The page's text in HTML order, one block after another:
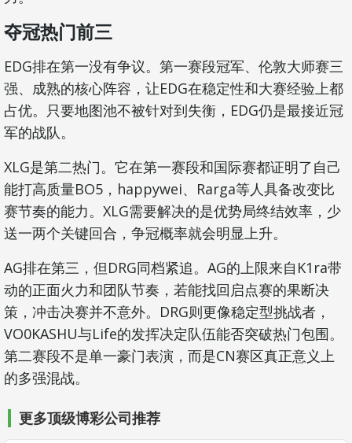
夺冠热门前三
EDG排在第一没有争议。第一赛段冠军、伦敦大师赛三
强、成熟的核心阵容，让EDG在稳定性和大赛经验上都
占优。只要地图池不被针对到失衡，EDG仍是最接近冠
军的战队。
XLG是第二热门。它在第一赛段和国际赛都证明了自己
能打高质量BO5，happywei、Rarga等人具备改变比
赛节奏的能力。XLG需要解决的是优势局终结效率，少
送一两个关键回合，争冠概率就会明显上升。
AG排在第三，但DRG同档紧追。AG的上限来自K1ra带
动的正面火力和团队节奏，若能找回启点赛的果断决
策，冲击决赛并不意外。DRG则更像稳定型挑战者，
VO0KASHU与Life的发挥决定队伍能否突破热门包围。
第二赛段不是单一豪门表演，而是CN赛区真正意义上
的多强混战。
更多顶级博彩公司推荐